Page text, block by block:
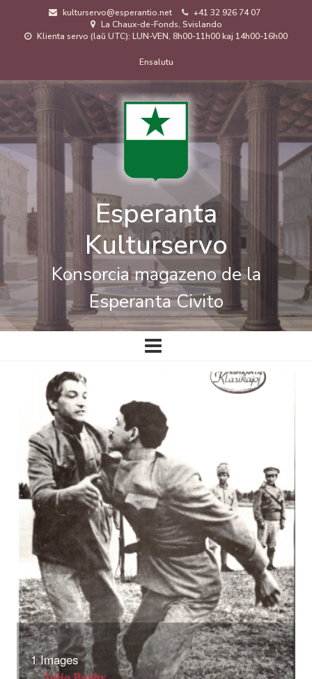
kulturservo@esperantio.net
+41 32 926 74 07
La Chaux-de-Fonds, Svislando
Klienta servo (laŭ UTC): LUN-VEN, 8h00-11h00 kaj 14h00-16h00
de
uzanto
Ensalutu
Esperanta
Kulturservo
Konsorcia magazeno de la
Esperanta Civito
Ĉefa
navigado
1 Images